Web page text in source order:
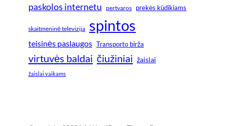
paskolos internetu pertvaros prekės kūdikiams
skaitmeninė televizija spintos
teisinės paslaugos Transporto birža
virtuvės baldai čiužiniai žaislai
žaislai vaikams